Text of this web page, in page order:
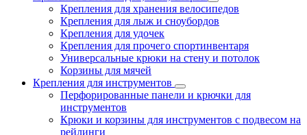
Крепления для хранения велосипедов
Крепления для лыж и сноубордов
Крепления для удочек
Крепления для прочего спортинвентаря
Универсальные крюки на стену и потолок
Корзины для мячей
Крепления для инструментов
Перфорированные панели и крючки для
инструментов
Крюки и корзины для инструментов с подвесом на
рейлинги